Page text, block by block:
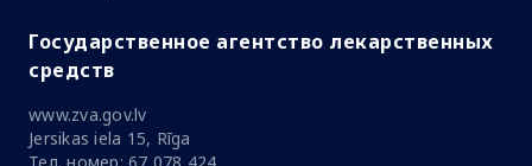
Государственное агентство лекарственных
средств
www.zva.gov.lv
Jersikas iela 15, Rīga